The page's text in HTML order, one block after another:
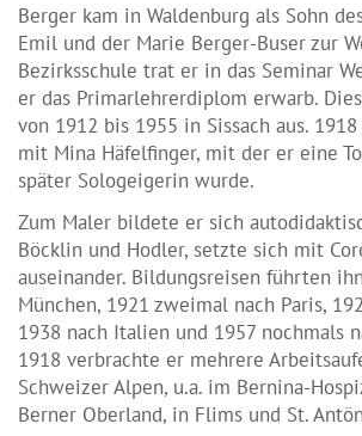
Berger kam in Waldenburg als Sohn
Emil und der Marie Berger-Buser zur
Bezirksschule trat er in das Seminar
er das Primarlehrerdiplom erwarb.
von 1912 bis 1955 in Sissach aus.
mit Mina Häfelfinger, mit der er eine
später Sologeigerin wurde.
Zum Maler bildete er sich
Böcklin und Hodler, setzte sich mit
auseinander. Bildungsreisen führten
München, 1921 zweimal nach Paris,
1938 nach Italien und 1957 nochmals
1918 verbrachte er mehrere
Schweizer Alpen, u.a. im Bernina-
Berner Oberland, in Flims und St.